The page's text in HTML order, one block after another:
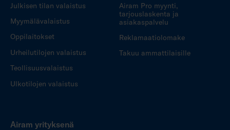
Julkisen tilan valaistus
Myymälävalaistus
Oppilaitokset
Urheilutilojen valaistus
Teollisuusvalaistus
Ulkotilojen valaistus
Airam Pro myynti,
tarjouslaskenta ja
asiakaspalvelu
Reklamaatiolomake
Takuu ammattilaisille
Airam yrityksenä